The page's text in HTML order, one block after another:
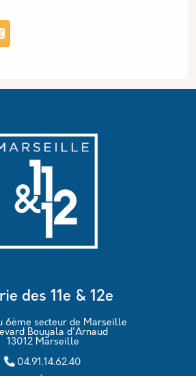
des 11e & 12e
6ème secteur de Marseille
Bouyala d'Arnaud
13012 Marseille
04.91.14.62.40